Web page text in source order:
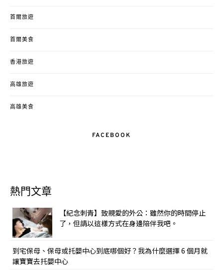
首爾旅遊
首爾美食
香港旅遊
高雄旅遊
高雄美食
FACEBOOK
熱門文章
【紀念刺青】致親愛的外公：雖然你的時間停止
了，但請以這樣方式在身邊陪伴我吧。
到宅保母、保母或托嬰中心到底哪個好？我為什麼選擇 6 個月就
讓寶寶去托嬰中心